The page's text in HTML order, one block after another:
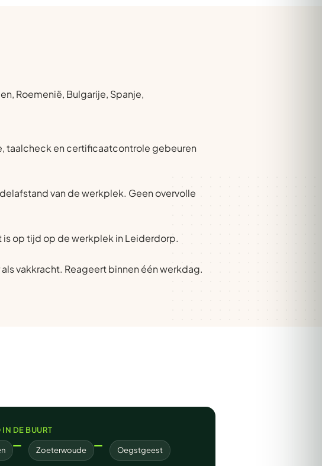
Roemenië, Bulgarije, Spanje,
taalcheck en certificaatcontrole gebeuren
van de werkplek. Geen overvolle
op tijd op de werkplek in Leiderdorp.
vakkracht. Reageert binnen één werkdag.
DE BUURT
Zoeterwoude Oegstgeest